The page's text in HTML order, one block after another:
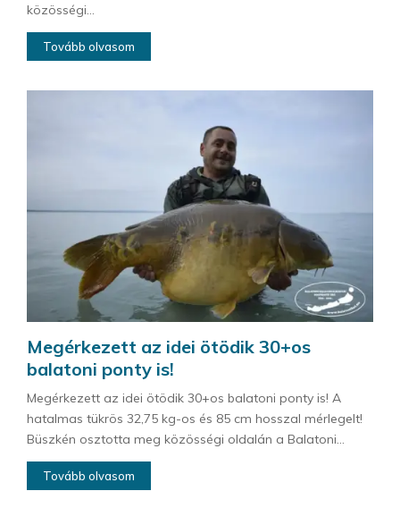
közösségi...
Tovább olvasom
Megérkezett az idei ötödik 30+os
balatoni ponty is!
Megérkezett az idei ötödik 30+os balatoni ponty is! A
hatalmas tükrös 32,75 kg-os és 85 cm hosszal mérlegelt!
Büszkén osztotta meg közösségi oldalán a Balatoni...
Tovább olvasom